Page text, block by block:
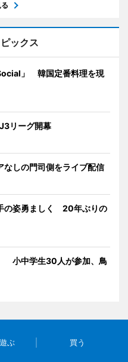
ックス
」 韓国定番料理を現
リーグ開幕
なしの門司側をライブ配信
の姿勇ましく 20年ぶりの
小中学生30人が参加、鳥
ぶ 買う